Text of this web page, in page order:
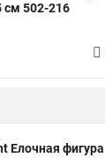
см 502-216
Елочная фигура